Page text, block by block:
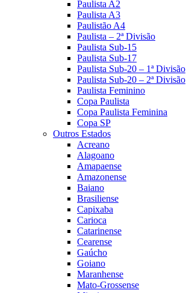
Paulista A2
Paulista A3
Paulistão A4
Paulista – 2ª Divisão
Paulista Sub-15
Paulista Sub-17
Paulista Sub-20 – 1ª Divisão
Paulista Sub-20 – 2ª Divisão
Paulista Feminino
Copa Paulista
Copa Paulista Feminina
Copa SP
Outros Estados
Acreano
Alagoano
Amapaense
Amazonense
Baiano
Brasiliense
Capixaba
Carioca
Catarinense
Cearense
Gaúcho
Goiano
Maranhense
Mato-Grossense